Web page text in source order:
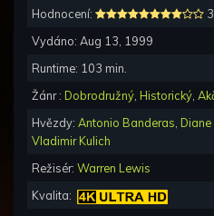
Hodnocení:
Vydáno: Aug 13, 1999
Runtime: 103 min.
Žánr : Dobrodružný Historický
Hvězdy: Antonio Banderas Diane
Vladimir Kulich
Režisér: Warren Lewis
Kvalita: